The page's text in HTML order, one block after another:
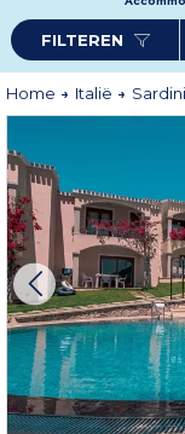
FILTEREN
Home Italië